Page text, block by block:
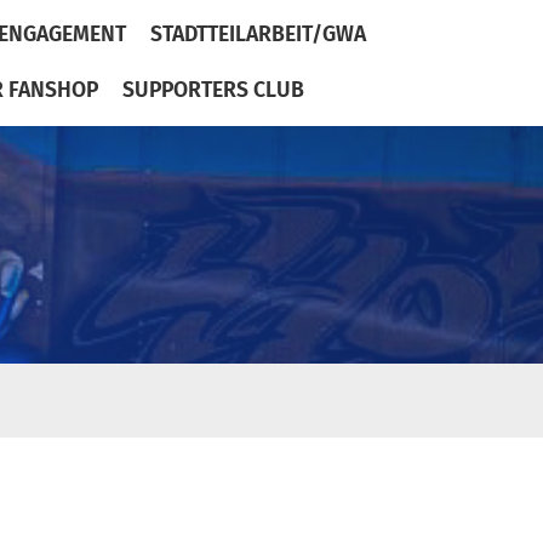
ENGAGEMENT STADTTEILARBEIT/GWA
FANSHOP SUPPORTERS CLUB